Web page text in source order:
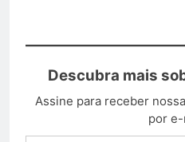
Descubra mais
Assine para receber
por